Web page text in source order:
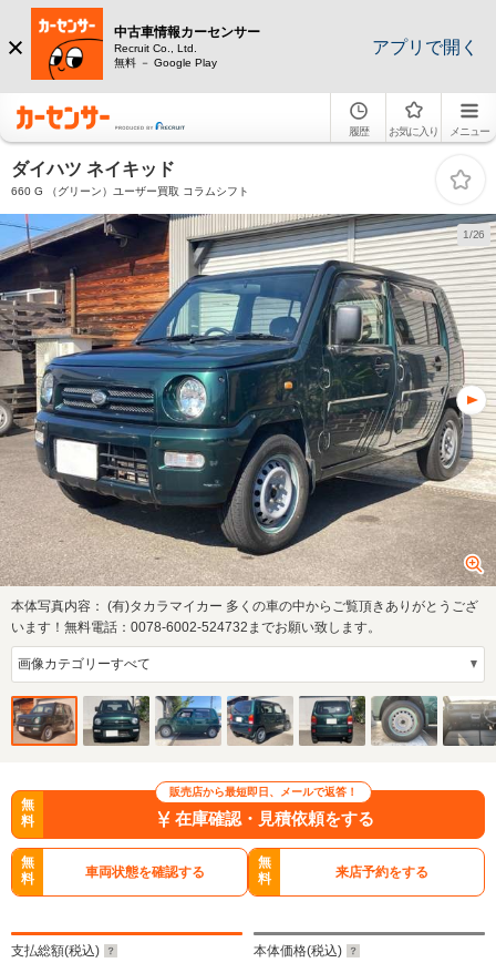
中古車情報カーセンサー
Recruit Co., Ltd.
無料 － Google Play
アプリで開く
履歴 お気に入り メニュー
ダイハツ ネイキッド
660 G （グリーン）ユーザー買取 コラムシフト
1/26
本体写真内容： (有)タカラマイカー 多くの車の中からご覧頂きありがとうござ
います！無料電話：0078-6002-524732までお願い致します。
販売店から最短即日、メールで返答！
無
料
在庫確認・見積依頼をする
無
料
車両状態を確認する
無
料
来店予約をする
支払総額(税込) 本体価格(税込)